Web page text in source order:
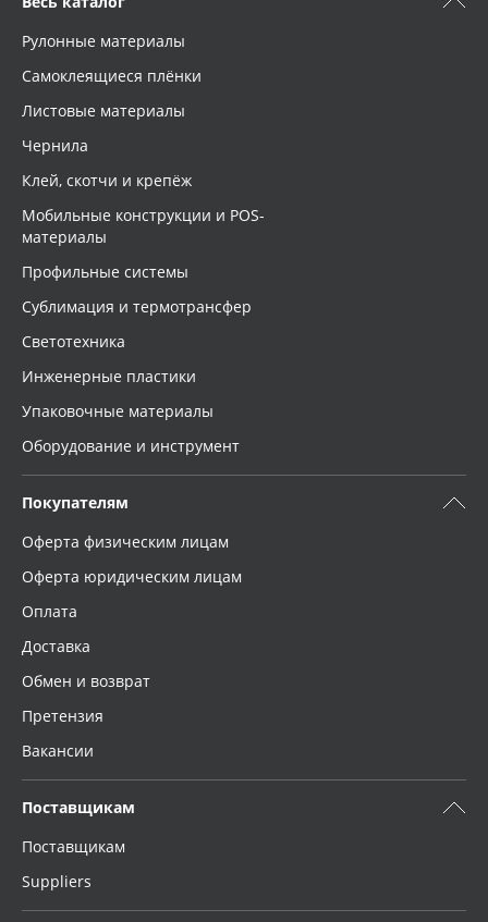
Рулонные материалы
Самоклеящиеся плёнки
Листовые материалы
Чернила
Клей, скотчи и крепёж
Мобильные конструкции и POS-
материалы
Профильные системы
Сублимация и термотрансфер
Светотехника
Инженерные пластики
Упаковочные материалы
Оборудование и инструмент
Покупателям
Оферта физическим лицам
Оферта юридическим лицам
Оплата
Доставка
Обмен и возврат
Претензия
Вакансии
Поставщикам
Поставщикам
Suppliers